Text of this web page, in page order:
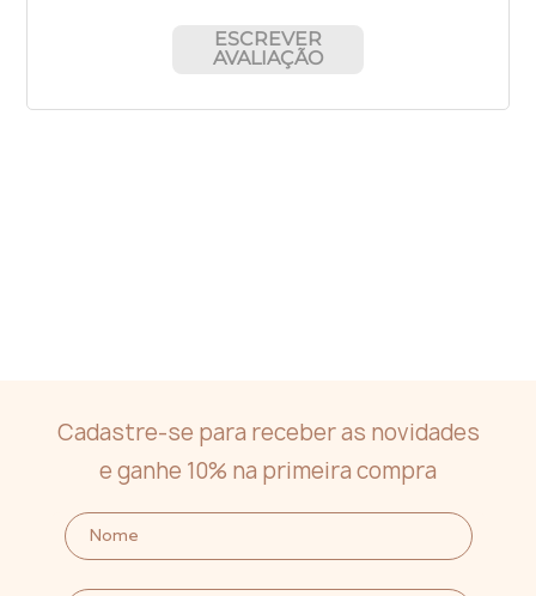
ESCREVER
AVALIAÇÃO
Cadastre-se para receber as novidades
e ganhe 10% na primeira compra